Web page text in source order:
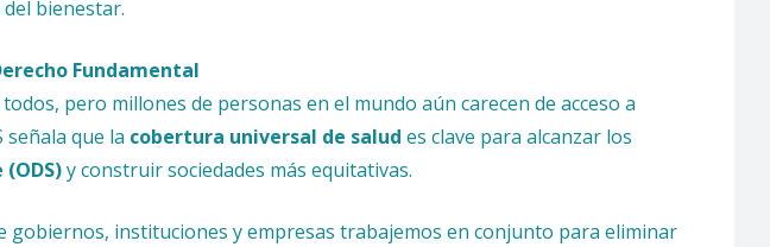
bienestar.
Fundamental
pero millones de personas en el mundo aún carecen de acceso a
señala que la cobertura universal de salud es clave para alcanzar los
y construir sociedades más equitativas.
gobiernos, instituciones y empresas trabajemos en conjunto para eliminar